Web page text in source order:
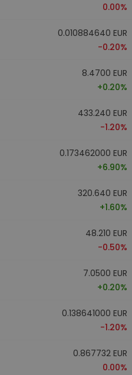
0.00%
0.010884640 EUR
-0.20%
8.4700 EUR
+0.20%
433.240 EUR
-1.20%
0.173462000 EUR
+6.90%
320.640 EUR
+1.60%
48.210 EUR
-0.50%
7.0500 EUR
+0.20%
0.138641000 EUR
-1.20%
0.867732 EUR
0.00%